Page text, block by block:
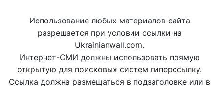
Использование любых материалов сайта
разрешается при условии ссылки на
Ukrainianwall.com.
Интернет-СМИ должны использовать прямую
открытую для поисковых систем гиперссылку.
Ссылка должна размещаться в подзаголовке или в